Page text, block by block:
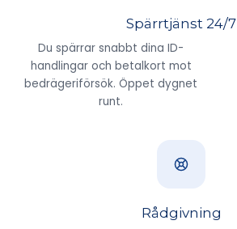
Spärrtjänst 24/7
Du spärrar snabbt dina ID-
handlingar och betalkort mot
bedrägeriförsök. Öppet dygnet
runt.
Rådgivning